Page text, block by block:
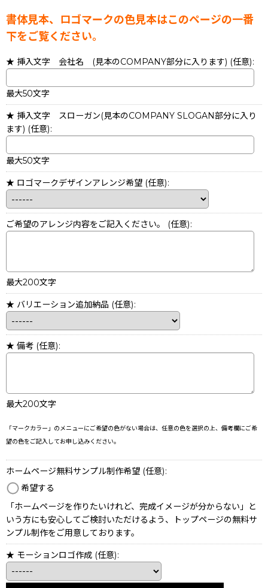
書体見本、ロゴマークの色見本はこのページの一番
下をご覧ください。
★ 挿入文字 会社名 (見本のCOMPANY部分に入ります) (任意):
最大50文字
★ 挿入文字 スローガン(見本のCOMPANY SLOGAN部分に入り
ます) (任意):
最大50文字
★ ロゴマークデザインアレンジ希望 (任意):
ご希望のアレンジ内容をご記入ください。 (任意):
最大200文字
★ バリエーション追加納品 (任意):
★ 備考 (任意):
最大200文字
「マークカラー」のメニューにご希望の色がない場合は、任意の色を選択の上、備考欄にご希
望の色をご記入してお申し込みください。
ホームページ無料サンプル制作希望 (任意):
希望する
「ホームページを作りたいけれど、完成イメージが分からない」と
いう方にも安心してご検討いただけるよう、トップページの無料サ
ンプル制作をご用意しております。
★ モーションロゴ作成 (任意):